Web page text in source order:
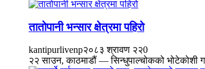
तातोपानी भन्सार क्षेत्रमा पहिरो
kantipurlivenp२०८३ श्रावण २२0
२२ साउन, काठमाडौं — सिन्धुपाल्चोकको भोटेकोशी